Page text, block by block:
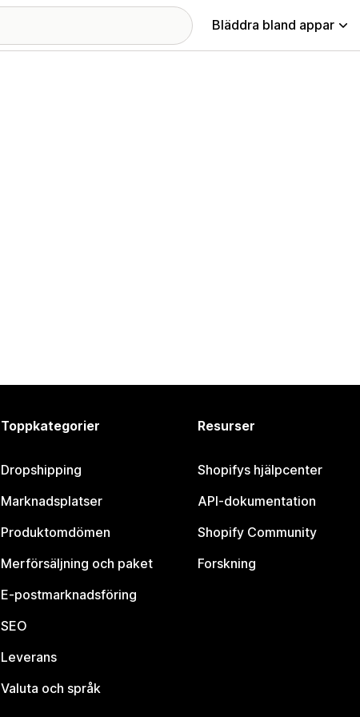
Bläddra bland appar
Toppkategorier
Dropshipping
Marknadsplatser
Produktomdömen
Merförsäljning och paket
E-postmarknadsföring
SEO
Leverans
Valuta och språk
Resurser
Shopifys hjälpcenter
API-dokumentation
Shopify Community
Forskning